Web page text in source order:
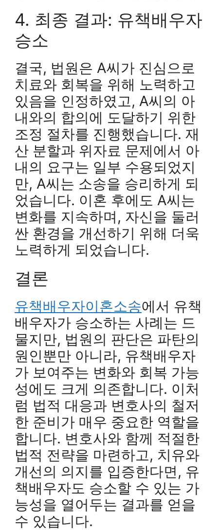
4. 최종 결과: 유책배우자
승소
결국, 법원은 A씨가 진심으로
치료와 회복을 위해 노력하고
있음을 인정하였고, A씨의 아
내와의 합의에 도달하기 위한
조정 절차를 진행했습니다. 재
산 분할과 위자료 문제에서 아
내의 요구는 일부 수용되었지
만, A씨는 소송을 승리하게 되
었습니다. 이혼 후에도 A씨는
변화를 지속하며, 자신을 둘러
싼 환경을 개선하기 위해 더욱
노력하게 되었습니다.
결론
유책배우자이혼소송에서 유책
배우자가 승소하는 사례는 드
물지만, 법원의 판단은 파탄의
원인뿐만 아니라, 유책배우자
가 보여주는 변화와 회복 가능
성에도 크게 의존합니다. 이처
럼 법적 대응과 변호사의 철저
한 준비가 매우 중요한 역할을
합니다. 변호사와 함께 적절한
법적 전략을 마련하고, 치유와
개선의 의지를 입증한다면, 유
책배우자도 승소할 수 있는 가
능성을 열어두는 결과를 얻을
수 있습니다.